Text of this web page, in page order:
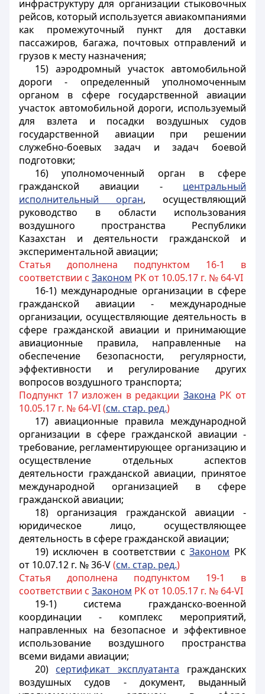
инфраструктуру для организации стыковочных
рейсов, который используется авиакомпаниями
как промежуточный пункт для доставки
пассажиров, багажа, почтовых отправлений и
грузов к месту назначения;
15) аэродромный участок автомобильной
дороги - определенный уполномоченным
органом в сфере государственной авиации
участок автомобильной дороги, используемый
для взлета и посадки воздушных судов
государственной авиации при решении
служебно-боевых задач и задач боевой
подготовки;
16) уполномоченный орган в сфере
гражданской авиации - центральный
исполнительный орган, осуществляющий
руководство в области использования
воздушного пространства Республики
Казахстан и деятельности гражданской и
экспериментальной авиации;
Статья дополнена подпунктом 16-1 в
соответствии с Законом РК от 10.05.17 г. № 64-VI
16-1) международные организации в сфере
гражданской авиации - международные
организации, осуществляющие деятельность в
сфере гражданской авиации и принимающие
авиационные правила, направленные на
обеспечение безопасности, регулярности,
эффективности и регулирование других
вопросов воздушного транспорта;
Подпункт 17 изложен в редакции Закона РК от
10.05.17 г. № 64-VI (см. стар. ред.)
17) авиационные правила международной
организации в сфере гражданской авиации -
требование, регламентирующее организацию и
осуществление отдельных аспектов
деятельности гражданской авиации, принятое
международной организацией в сфере
гражданской авиации;
18) организация гражданской авиации -
юридическое лицо, осуществляющее
деятельность в сфере гражданской авиации;
19) исключен в соответствии сЗаконом РК
от 10.07.12 г. № 36-V(см. стар. ред.)
Статья дополнена подпунктом 19-1 в
соответствии с Законом РК от 10.05.17 г. № 64-VI
19-1) система гражданско-военной
координации - комплекс мероприятий,
направленных на безопасное и эффективное
использование воздушного пространства
всеми видами авиации;
20) сертификат эксплуатанта гражданских
воздушных судов - документ, выданный